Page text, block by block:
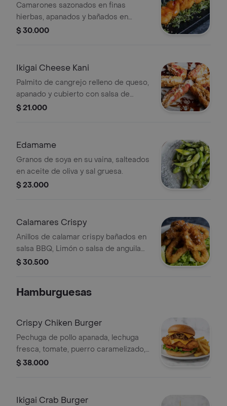
Camarones sazonados en finas
hierbas, apanados y bañados en
sweet chili sauce.
$ 30.000
Ikigai Cheese Kani
Palmito de cangrejo relleno de queso,
apanado y cubierto con salsa de
anguila.
$ 21.000
Edamame
Granos de soya en su vaina, salteados
en aceite de oliva y sal gruesa.
$ 23.000
Calamares Crispy
Anillos de calamar crispy bañados en
salsa BBQ, Limón o salsa de anguila
sobre cama de lechuga
$ 30.500
Hamburguesas
Crispy Chiken Burger
Pechuga de pollo apanada, lechuga
fresca, tomate, puerro caramelizado,
queso colby jack, acompañada de
$ 38.000
Ikigai Crab Burger